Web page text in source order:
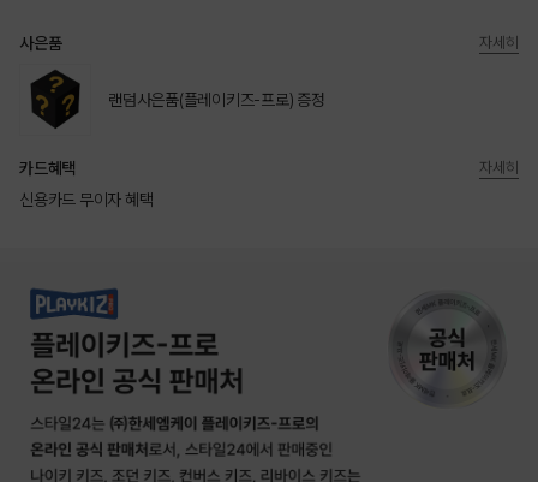
사은품
랜덤사은품(플레이키즈-프로) 증정
자세히
카드혜택
신용카드 무이자 혜택
자세히